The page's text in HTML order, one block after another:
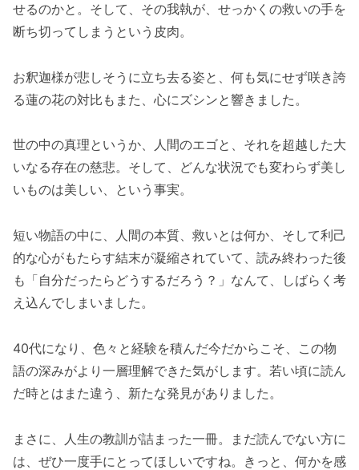
せるのかと。そして、その我執が、せっかくの救いの手を
断ち切ってしまうという皮肉。
お釈迦様が悲しそうに立ち去る姿と、何も気にせず咲き誇
る蓮の花の対比もまた、心にズシンと響きました。
世の中の真理というか、人間のエゴと、それを超越した大
いなる存在の慈悲。そして、どんな状況でも変わらず美し
いものは美しい、という事実。
短い物語の中に、人間の本質、救いとは何か、そして利己
的な心がもたらす結末が凝縮されていて、読み終わった後
も「自分だったらどうするだろう？」なんて、しばらく考
え込んでしまいました。
40代になり、色々と経験を積んだ今だからこそ、この物
語の深みがより一層理解できた気がします。若い頃に読ん
だ時とはまた違う、新たな発見がありました。
まさに、人生の教訓が詰まった一冊。まだ読んでない方に
は、ぜひ一度手にとってほしいですね。きっと、何かを感